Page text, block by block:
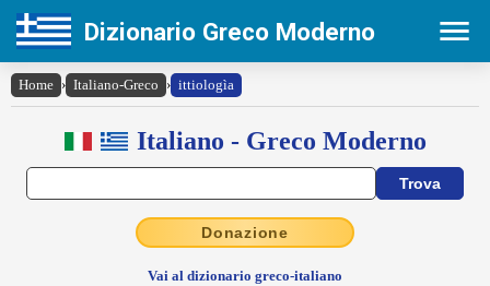
Dizionario Greco Moderno
Home › Italiano-Greco › ittiologìa
Italiano - Greco Moderno
Donazione
Vai al dizionario greco-italiano